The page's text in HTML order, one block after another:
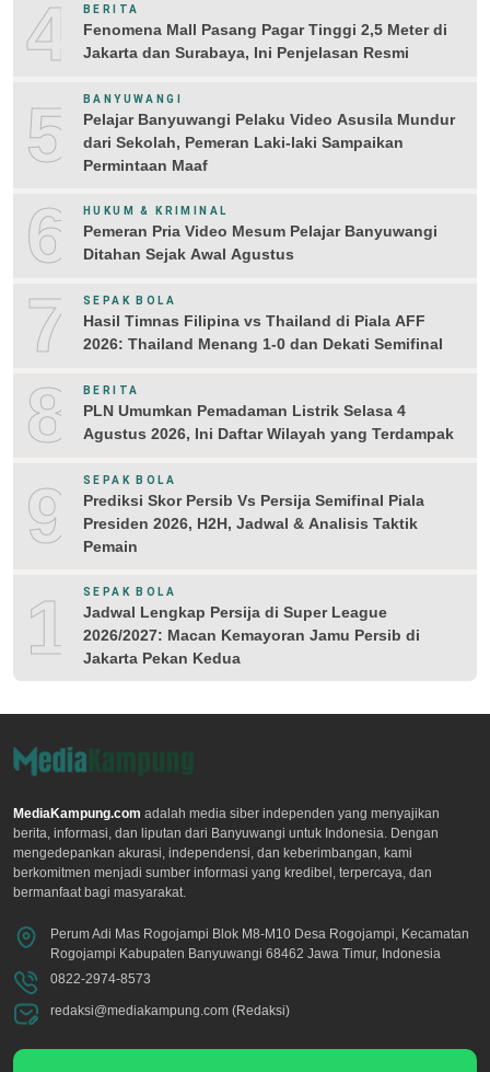
4 BERITA
Fenomena Mall Pasang Pagar Tinggi 2,5 Meter di
Jakarta dan Surabaya, Ini Penjelasan Resmi
5 BANYUWANGI
Pelajar Banyuwangi Pelaku Video Asusila Mundur
dari Sekolah, Pemeran Laki-laki Sampaikan
Permintaan Maaf
6 HUKUM & KRIMINAL
Pemeran Pria Video Mesum Pelajar Banyuwangi
Ditahan Sejak Awal Agustus
7 SEPAK BOLA
Hasil Timnas Filipina vs Thailand di Piala AFF
2026: Thailand Menang 1-0 dan Dekati Semifinal
8 BERITA
PLN Umumkan Pemadaman Listrik Selasa 4
Agustus 2026, Ini Daftar Wilayah yang Terdampak
9 SEPAK BOLA
Prediksi Skor Persib Vs Persija Semifinal Piala
Presiden 2026, H2H, Jadwal & Analisis Taktik
Pemain
10SEPAK BOLA
Jadwal Lengkap Persija di Super League
2026/2027: Macan Kemayoran Jamu Persib di
Jakarta Pekan Kedua
MediaKampung.com adalah media siber independen yang menyajikan
berita, informasi, dan liputan dari Banyuwangi untuk Indonesia. Dengan
mengedepankan akurasi, independensi, dan keberimbangan, kami
berkomitmen menjadi sumber informasi yang kredibel, terpercaya, dan
bermanfaat bagi masyarakat.
Perum Adi Mas Rogojampi Blok M8-M10 Desa Rogojampi, Kecamatan
Rogojampi Kabupaten Banyuwangi 68462 Jawa Timur, Indonesia
0822-2974-8573
redaksi@mediakampung.com (Redaksi)